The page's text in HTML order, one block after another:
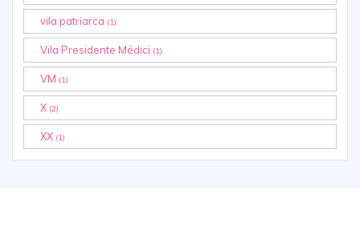
vila patriarca (1)
Vila Presidente Médici (1)
VM (1)
X (2)
XX (1)